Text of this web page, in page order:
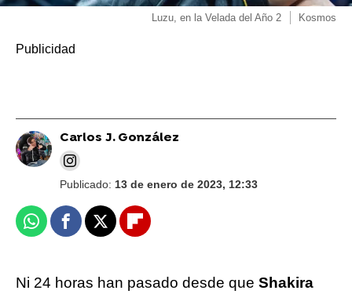
Luzu, en la Velada del Año 2 Kosmos
Carlos J. González
Publicado: 13 de enero de 2023, 12:33
WhatsappFacebook
X Flipboard
Ni 24 horas han pasado desde que Shakira